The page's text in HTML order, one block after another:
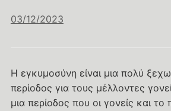
03/12/2023
Η εγκυμοσύνη είναι μια πολύ
περίοδος για τους μέλλοντες
μια περίοδος που οι γονείς και το